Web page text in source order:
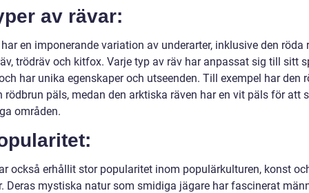
av rävar:
en imponerande variation av underarter, inklusive den röda
trödräv och kitfox. Varje typ av räv har anpassat sig till sitt
har unika egenskaper och utseenden. Till exempel har den
rödbrun päls, medan den arktiska räven har en vit päls för att
områden.
också erhållit stor popularitet inom populärkulturen, konst
Deras mystiska natur som smidiga jägare har fascinerat